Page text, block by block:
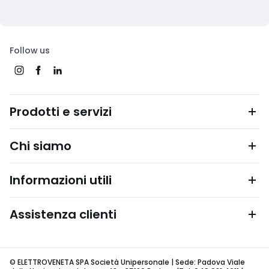
Follow us
Prodotti e servizi
Chi siamo
Informazioni utili
Assistenza clienti
© ELETTROVENETA SPA Società Unipersonale | Sede: Padova Viale